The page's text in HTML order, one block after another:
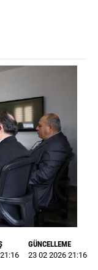
GÜNCELLEME
23 02 2026 21:16